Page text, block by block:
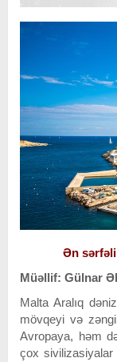
Ən sərfəli
Müəllif: Gülnar
Malta Aralıq
mövqeyi və
Avropaya, həm
çox sivilizasiyalar